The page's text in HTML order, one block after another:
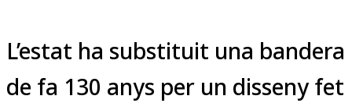
L’estat ha substituit una bandera
de fa 130 anys per un disseny fet